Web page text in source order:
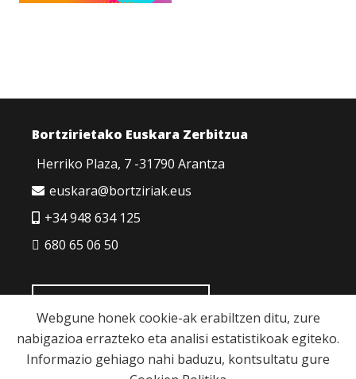
Bortzirietako Euskara Zerbitzua
Herriko Plaza, 7 -31790 Arantza
euskara@bortziriak.eus
+34 948 634 125
680 65 06 50
Webgune honek cookie-ak erabiltzen ditu, zure
nabigazioa errazteko eta analisi estatistikoak egiteko.
Informazio gehiago nahi baduzu, kontsultatu gure